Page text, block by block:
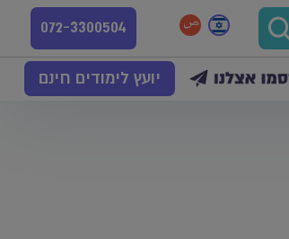
072-3300504
יועץ לימודים חינם